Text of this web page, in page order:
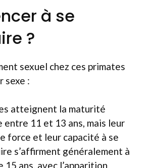
à se
?
sexuel chez ces primates
sexe :
atteignent la maturité
entre 11 et 13 ans, mais leur
force et leur capacité à se
s’affirment généralement à
15 ans, avec l’apparition